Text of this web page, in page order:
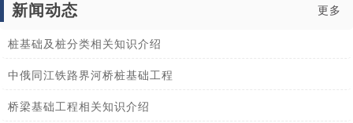
新闻动态 更多
桩基础及桩分类相关知识介绍
中俄同江铁路界河桥桩基础工程
桥梁基础工程相关知识介绍